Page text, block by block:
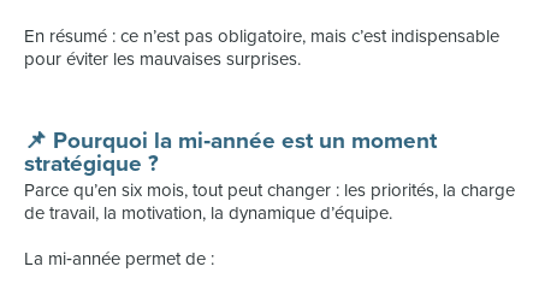
En résumé : ce n’est pas obligatoire, mais c’est indispensable
pour éviter les mauvaises surprises.
📌 Pourquoi la mi‑année est un moment
stratégique ?
Parce qu’en six mois, tout peut changer : les priorités, la charge
de travail, la motivation, la dynamique d’équipe.
La mi‑année permet de :